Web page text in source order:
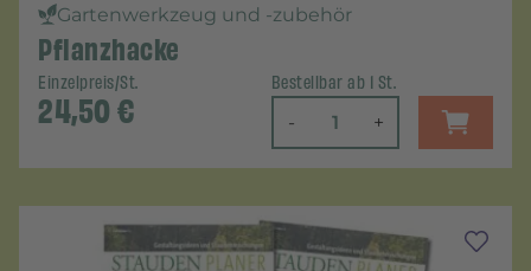
Gartenwerkzeug und -zubehör
Pflanzhacke
Einzelpreis/St.
24,50€
Bestellbar ab 1 St.
- +